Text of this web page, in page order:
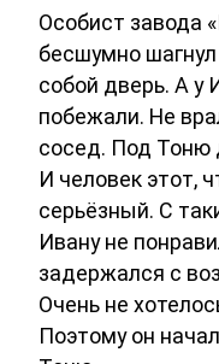
Особист завода
бесшумно
собой дверь. А у
побежали. Не
сосед. Под Тоню
И человек этот,
серьёзный. С
Ивану не
задержался с
Очень не
Поэтому он